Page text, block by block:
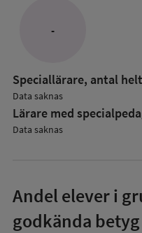
-
Speciallärare, antal
Data saknas
Lärare med
Data saknas
Andel elever i
godkända